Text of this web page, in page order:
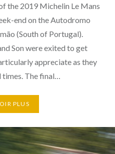
the 2019 Michelin Le Mans
end on the Autodromo
(South of Portugal).
Son were exited to get
appreciate as they
times. The final…
PLUS